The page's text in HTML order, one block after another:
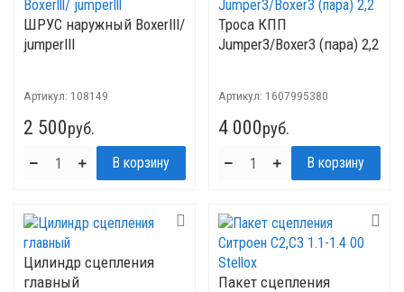
ШРУС наружный Boxerlll/
jumperlll
Артикул: 108149
2 500руб.
Троса КПП
Jumper3/Boxer3 (пара) 2,2
Артикул: 1607995380
4 000руб.
Цилиндр сцепления
главный
Пакет сцепления